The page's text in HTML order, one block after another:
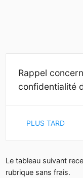
Rappel
confidentialité
PLUS TARD
Le tableau suivant
rubrique sans frais.